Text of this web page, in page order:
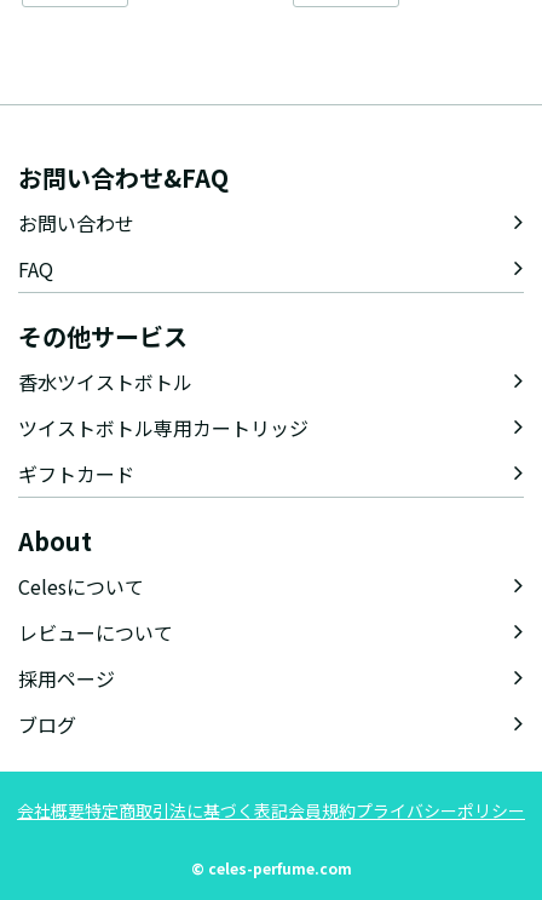
お問い合わせ&FAQ
お問い合わせ
FAQ
その他サービス
香水ツイストボトル
ツイストボトル専用カートリッジ
ギフトカード
About
Celesについて
レビューについて
採用ページ
ブログ
© celes-perfume.com
会社概要特定商取引法に基づく表記会員規約プライバシーポリシー